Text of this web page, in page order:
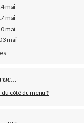
mai
mai
mai
mai
côté du menu ?